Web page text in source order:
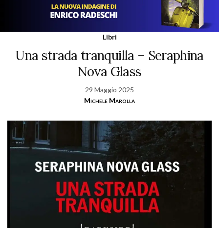
Libri
Una strada tranquilla – Seraphina
Nova Glass
29 Maggio 2025
Michele Marolla